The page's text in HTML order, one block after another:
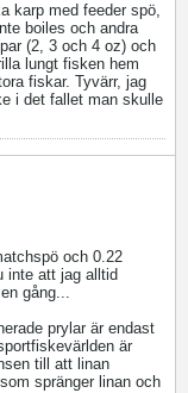
karp med feeder spö,
boiles och andra
(2, 3 och 4 oz) och
lungt fisken hem
fiskar. Tyvärr, jag
i det fallet man skulle
och 0.22
inte att jag alltid
gång...
prylar är endast
är
till att linan
spränger linan och